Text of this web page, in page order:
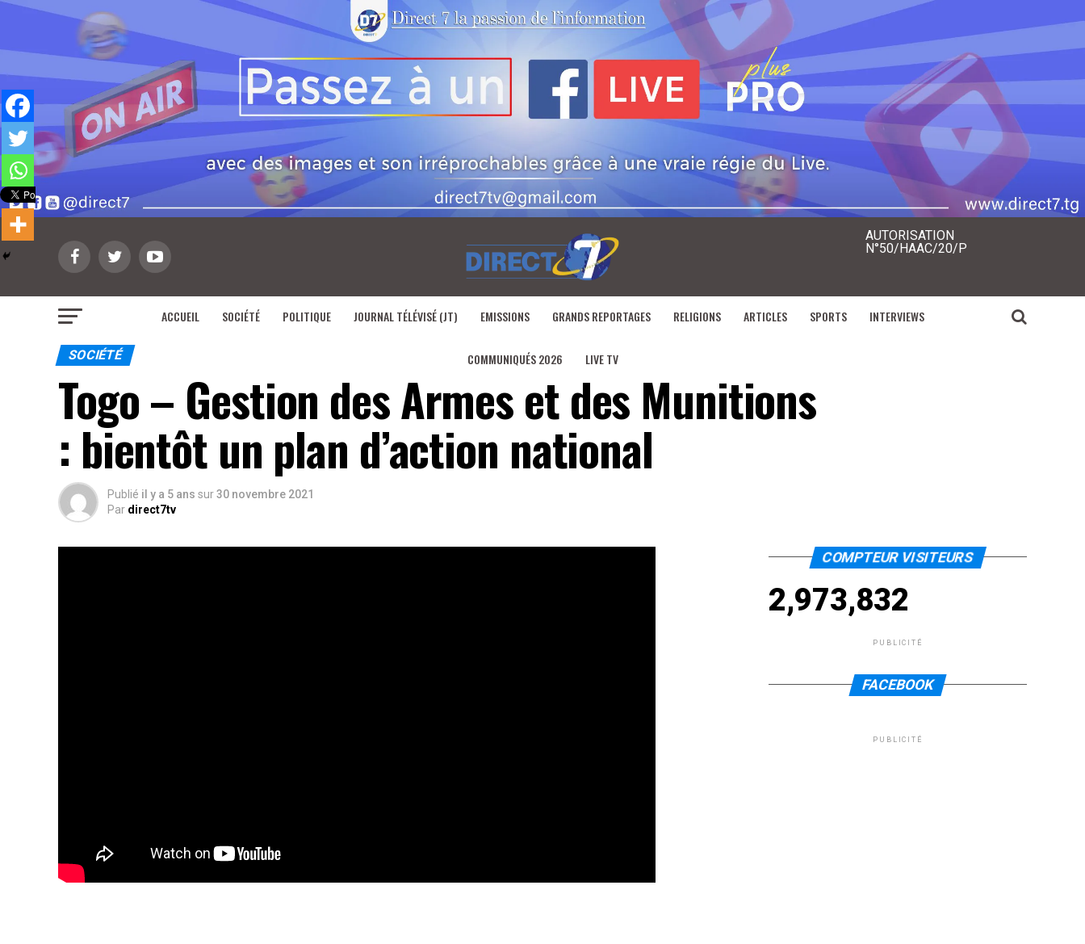
AUTORISATION
N°50/HAAC/20/P
ACCUEIL SOCIÉTÉ POLITIQUE JOURNAL TÉLÉVISÉ (JT) EMISSIONS GRANDS REPORTAGES RELIGIONS ARTICLES SPORTS INTERVIEWS
COMMUNIQUÉS 2026 LIVE TV
SOCIÉTÉ
Togo – Gestion des Armes et des Munitions
: bientôt un plan d’action national
Publié il y a 5 ans sur30 novembre 2021
Par direct7tv
COMPTEUR VISITEURS
2,973,832
PUBLICITÉ
FACEBOOK
PUBLICITÉ